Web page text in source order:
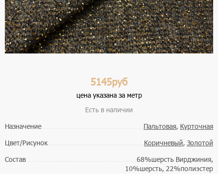
5145руб
цена указана за метр
Есть в наличии
Назначение
Пальтовая, Курточная
Цвет/Рисунок
Коричневый, Золотой
Состав
68%шерсть Вирджиния,
10%шерсть, 22%полиэстер